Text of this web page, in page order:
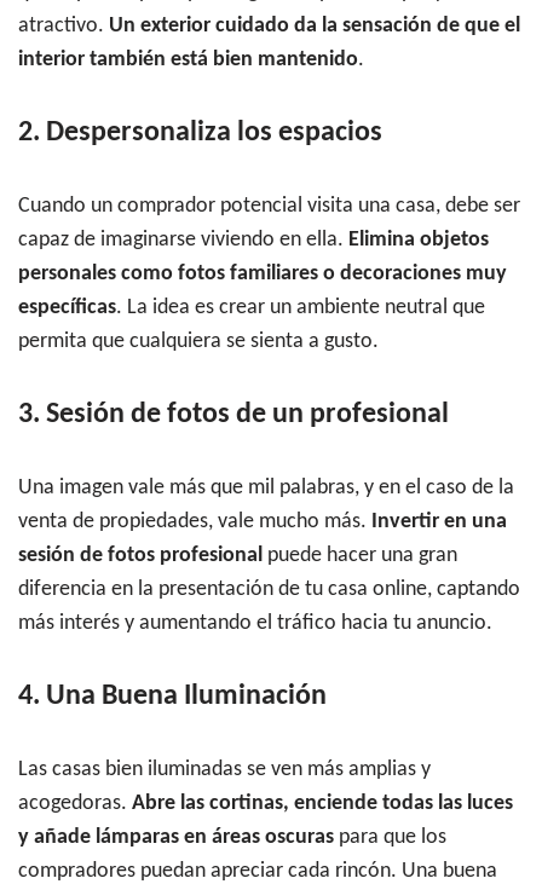
atractivo. Un exterior cuidado da la sensación de que el
interior también está bien mantenido.
2. Despersonaliza los espacios
Cuando un comprador potencial visita una casa, debe ser
capaz de imaginarse viviendo en ella. Elimina objetos
personales como fotos familiares o decoraciones muy
específicas. La idea es crear un ambiente neutral que
permita que cualquiera se sienta a gusto.
3. Sesión de fotos de un profesional
Una imagen vale más que mil palabras, y en el caso de la
venta de propiedades, vale mucho más. Invertir en una
sesión de fotos profesional puede hacer una gran
diferencia en la presentación de tu casa online, captando
más interés y aumentando el tráfico hacia tu anuncio.
4. Una Buena Iluminación
Las casas bien iluminadas se ven más amplias y
acogedoras. Abre las cortinas, enciende todas las luces
y añade lámparas en áreas oscuras para que los
compradores puedan apreciar cada rincón. Una buena